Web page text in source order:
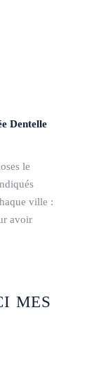
Dentelle
le
ville :
avoir
MES